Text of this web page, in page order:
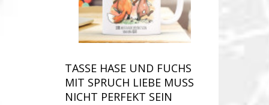
TASSE HASE UND FUCHS
MIT SPRUCH LIEBE MUSS
NICHT PERFEKT SEIN